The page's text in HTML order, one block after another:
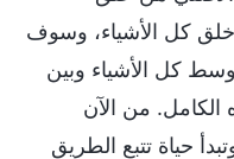
كل الأشياء، وسوف
كل الأشياء وبين
الكامل. من الآن
حياة تتبع الطريق